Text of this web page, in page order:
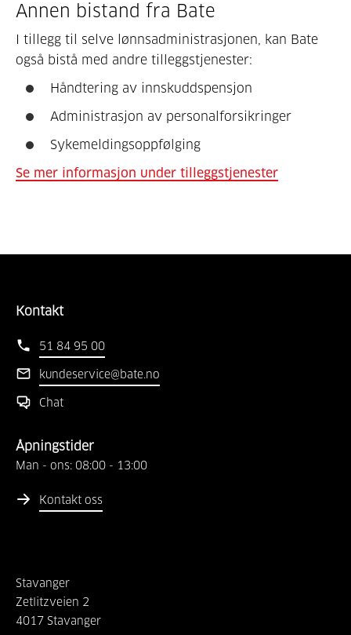
Annen bistand fra Bate
I tillegg til selve lønnsadministrasjonen, kan Bate
også bistå med andre tilleggstjenester:
Håndtering av innskuddspensjon
Administrasjon av personalforsikringer
Sykemeldingsoppfølging
Se mer informasjon under tilleggstjenester
Kontakt
51 84 95 00
kundeservice@bate.no
Chat
Åpningstider
Man - ons: 08:00 - 13:00
Kontakt oss
Stavanger
Zetlitzveien 2
4017 Stavanger